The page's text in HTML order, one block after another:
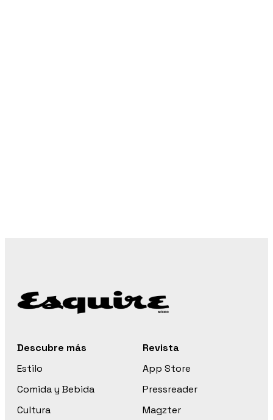
Descubre más
Estilo
Comida y Bebida
Cultura
Revista
App Store
Pressreader
Magzter